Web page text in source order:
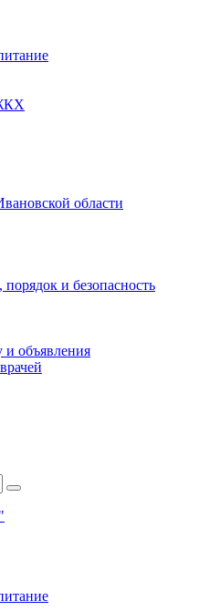
области
и безопасность
и объявления
Поиск